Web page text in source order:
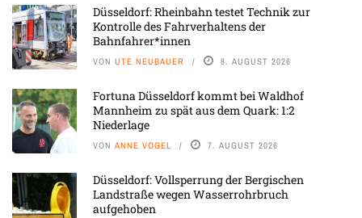
Düsseldorf: Rheinbahn testet Technik zur
Kontrolle des Fahrverhaltens der
Bahnfahrer*innen
VON UTE NEUBAUER 8. AUGUST 2026
Fortuna Düsseldorf kommt bei Waldhof
Mannheim zu spät aus dem Quark: 1:2
Niederlage
VON ANNE VOGEL 7. AUGUST 2026
Düsseldorf: Vollsperrung der Bergischen
Landstraße wegen Wasserrohrbruch
aufgehoben